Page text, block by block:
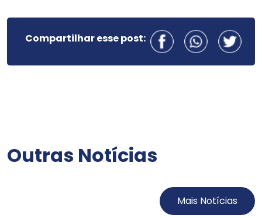
Compartilhar esse post:
Outras Notícias
Mais Notícias